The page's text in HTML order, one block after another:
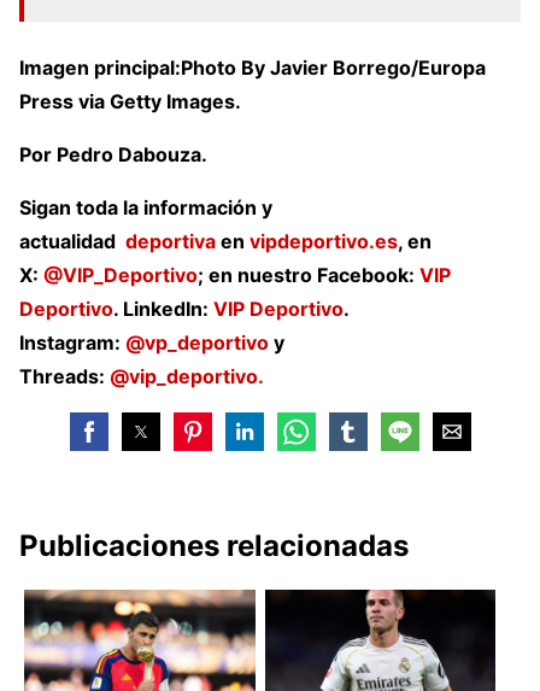
Imagen principal:Photo By Javier Borrego/Europa
Press via Getty Images.
Por Pedro Dabouza.
Sigan toda la información y
actualidad deportiva en vipdeportivo.es, en
X: @VIP_Deportivo; en nuestro Facebook: VIP
Deportivo. LinkedIn: VIP Deportivo.
Instagram: @vp_deportivo y
Threads: @vip_deportivo.
Publicaciones relacionadas